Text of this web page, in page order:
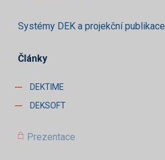
Systémy DEK a projekční publikace
Články
DEKTIME
DEKSOFT
Prezentace